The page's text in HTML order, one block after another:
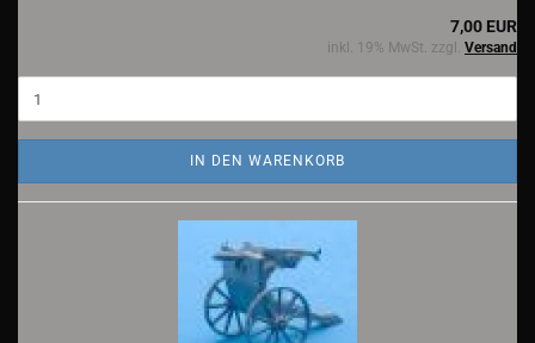
7,00 EUR
inkl. 19% MwSt. zzgl. Versand
IN DEN WARENKORB